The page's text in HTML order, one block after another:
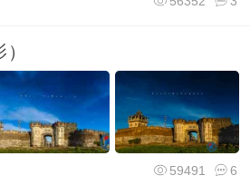
6
59491